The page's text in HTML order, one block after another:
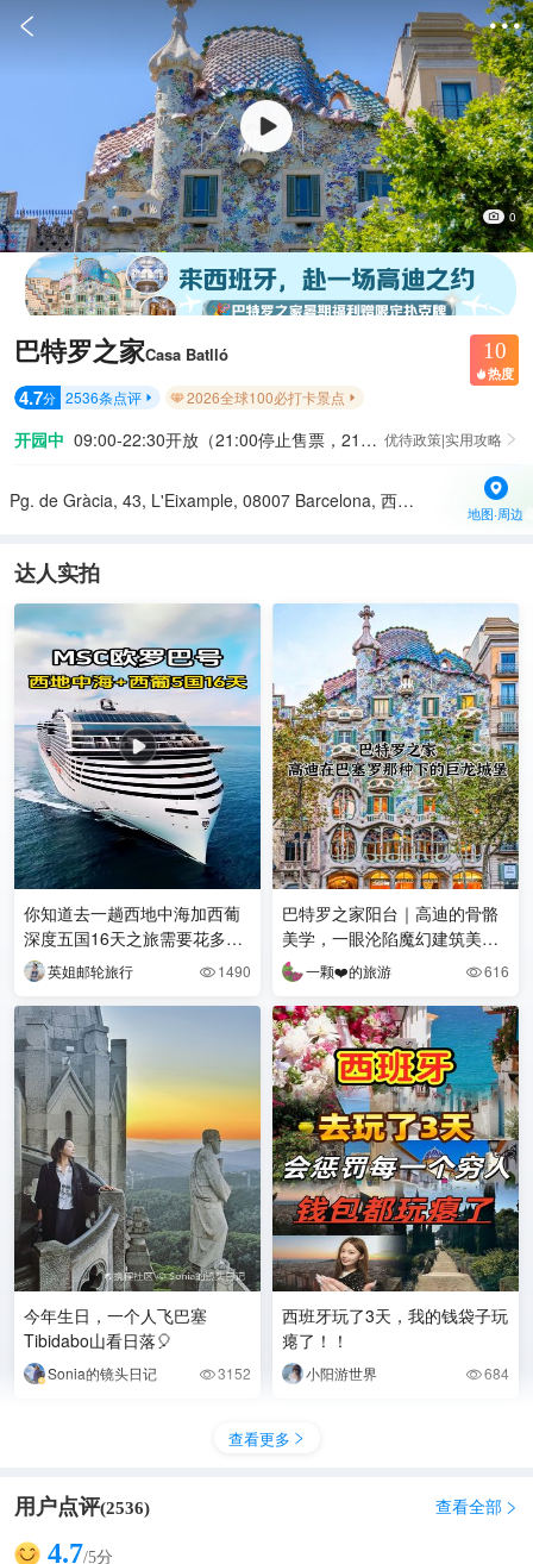
 
0
巴特罗之家Casa Batlló 10
 热度
4.7分 2536条点评  2026全球100必打卡景点 
开园中 09:00-22:30开放（21:00停止售票，21:30停止入园） 优待政策|实用攻略 
Pg. de Gràcia, 43, L'Eixample, 08007 Barcelona, 西班牙
地图·周边
达人实拍
你知道去一趟西地中海加西葡
深度五国16天之旅需要花多少
钱吗？#MSC欧罗巴号 #邮轮旅
游 #欧洲旅游
英姐邮轮旅行  1490
今年生日，一个人飞巴塞
Tibidabo山看日落🎈
Sonia的镜头日记 3152
巴特罗之家阳台｜高迪的骨骼
美学，一眼沦陷魔幻建筑美学
🌟 一颗❤️的旅游 616
西班牙玩了3天，我的钱袋子玩
瘪了！！
小阳游世界 684
查看更多 
用户点评(2536) 查看全部 
4.7/5分